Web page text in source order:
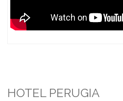
HOTEL PERUGIA